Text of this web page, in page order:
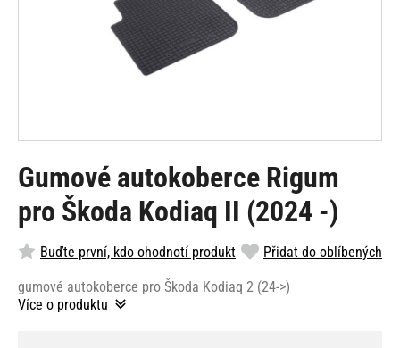
Gumové autokoberce Rigum
pro Škoda Kodiaq II (2024 -)
Buďte první, kdo ohodnotí produkt Přidat do oblíbených
gumové autokoberce pro Škoda Kodiaq 2 (24->)
Více o produktu